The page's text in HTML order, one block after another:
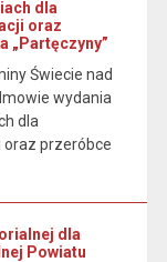
dla
oraz
„Partęczyny”
Świecie nad
wydania
dla
oraz przeróbce
dla
Powiatu